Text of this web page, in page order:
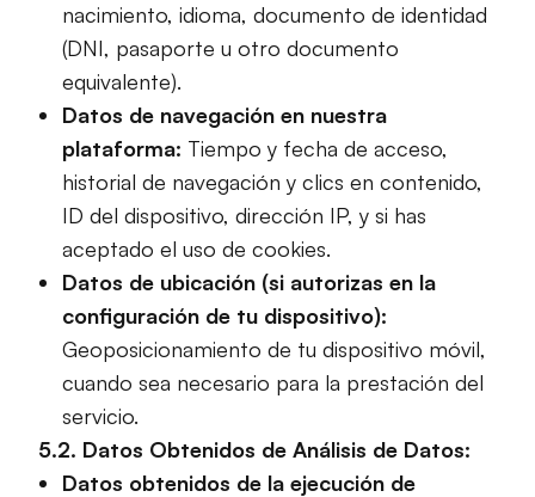
nacimiento, idioma, documento de identidad
(DNI, pasaporte u otro documento
equivalente).
Datos de navegación en nuestra
plataforma: Tiempo y fecha de acceso,
historial de navegación y clics en contenido,
ID del dispositivo, dirección IP, y si has
aceptado el uso de cookies.
Datos de ubicación (si autorizas en la
configuración de tu dispositivo):
Geoposicionamiento de tu dispositivo móvil,
cuando sea necesario para la prestación del
servicio.
5.2. Datos Obtenidos de Análisis de Datos:
Datos obtenidos de la ejecución de